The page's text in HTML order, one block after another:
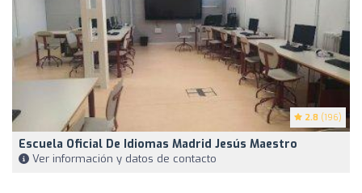
2.8 (196)
Escuela Oficial De Idiomas Madrid Jesús Maestro
Ver información y datos de contacto